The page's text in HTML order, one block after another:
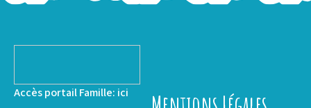
Accès portail Famille: ici